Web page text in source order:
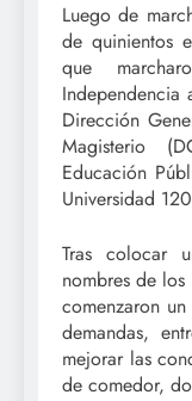
Luego de
de quinientos
que
Independencia
Dirección
Magisterio
Educación
Universidad
Tras colocar
nombres de los
comenzaron
demandas,
mejorar las
de comedor,